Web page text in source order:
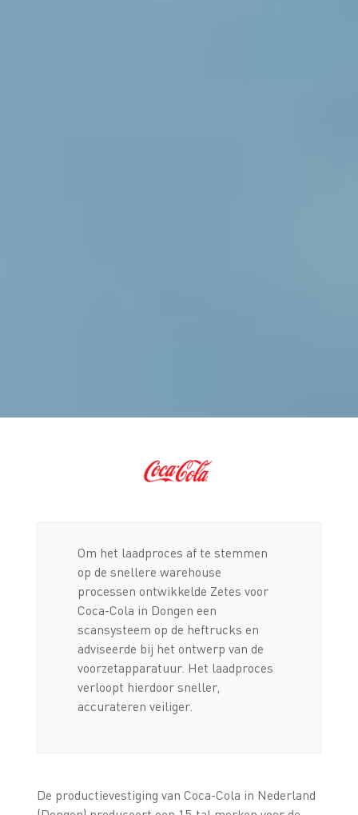
Om het laadproces af te stemmen
op de snellere warehouse
processen ontwikkelde Zetes voor
Coca-Cola in Dongen een
scansysteem op de heftrucks en
adviseerde bij het ontwerp van de
voorzetapparatuur. Het laadproces
verloopt hierdoor sneller,
accurateren veiliger.
De productievestiging van Coca-Cola in Nederland